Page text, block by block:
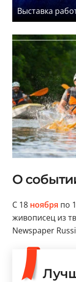
Выставка
О
С 18 ноября по
живописец из
Newspaper